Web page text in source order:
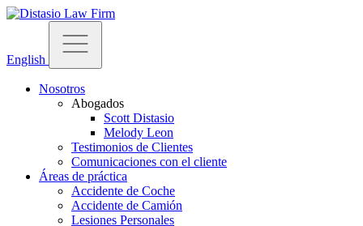
English
Nosotros
Abogados
Scott Distasio
Melody Leon
Testimonios de Clientes
Comunicaciones con el cliente
Áreas de práctica
Accidente de Coche
Accidente de Camión
Lesiones Personales